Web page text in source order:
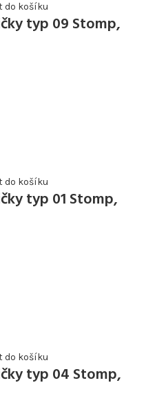
do košíku
typ 09 Stomp,
do košíku
typ 01 Stomp,
do košíku
typ 04 Stomp,